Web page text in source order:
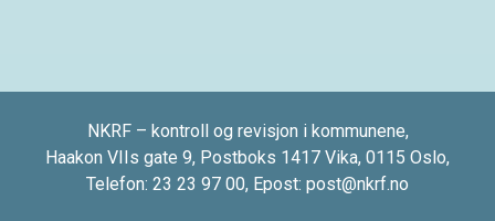
NKRF – kontroll og revisjon i kommunene,
Haakon VIIs gate 9, Postboks 1417 Vika, 0115 Oslo,
Telefon: 23 23 97 00, Epost: post@nkrf.no